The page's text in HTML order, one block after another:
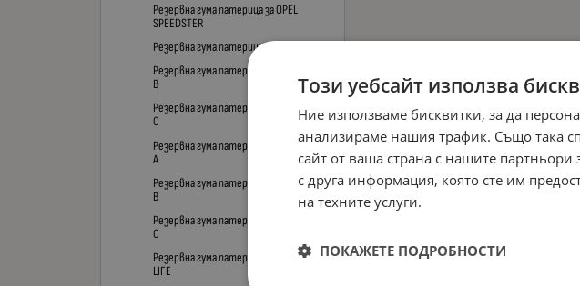
Резервна гума патерица за OPEL
SPEEDSTER
Резервна гума патерица за OPEL TIGRA
Резервна гума патерица за OPEL VECTRA
B
Резервна гума патерица за OPEL VECTRA
C
Резервна гума патерица за OPEL ZAFIRA
A
Резервна гума патерица за OPEL ZAFIRA
B
Резервна гума патерица за OPEL ZAFIRA
C
Резервна гума патерица за OPEL ZAFIRA
LIFE
Този уебсайт използва
Ние използваме бисквитки, за да
анализираме нашия трафик. Също така
сайт от ваша страна с нашите
с друга информация, която сте им
на техните услуги.
ПОКАЖЕТЕ ПОДРОБНОСТИ